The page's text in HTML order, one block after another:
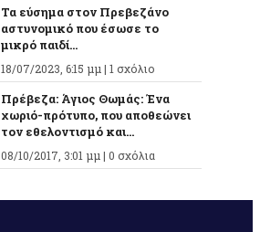
Τα εύσημα στον Πρεβεζάνο
αστυνομικό που έσωσε το
μικρό παιδί...
18/07/2023, 6:15 μμ | 1 σχόλιο
Πρέβεζα: Άγιος Θωμάς: Ένα
χωριό-πρότυπο, που αποθεώνει
τον εθελοντισμό και...
08/10/2017, 3:01 μμ | 0 σχόλια